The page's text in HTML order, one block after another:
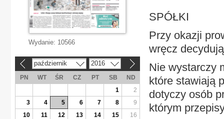
SPÓŁKI
Przy okazji
wręcz
Nie wystarczy
które stawiają
dotyczy osób
którym
Wydanie: 10566
październik 2016
PN WT ŚR CZ PT SB
ND
1
2
3
4 5 6 7 8
9
10
11 12 13 14 15
16